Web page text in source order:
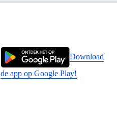
Download
de app op Google Play!